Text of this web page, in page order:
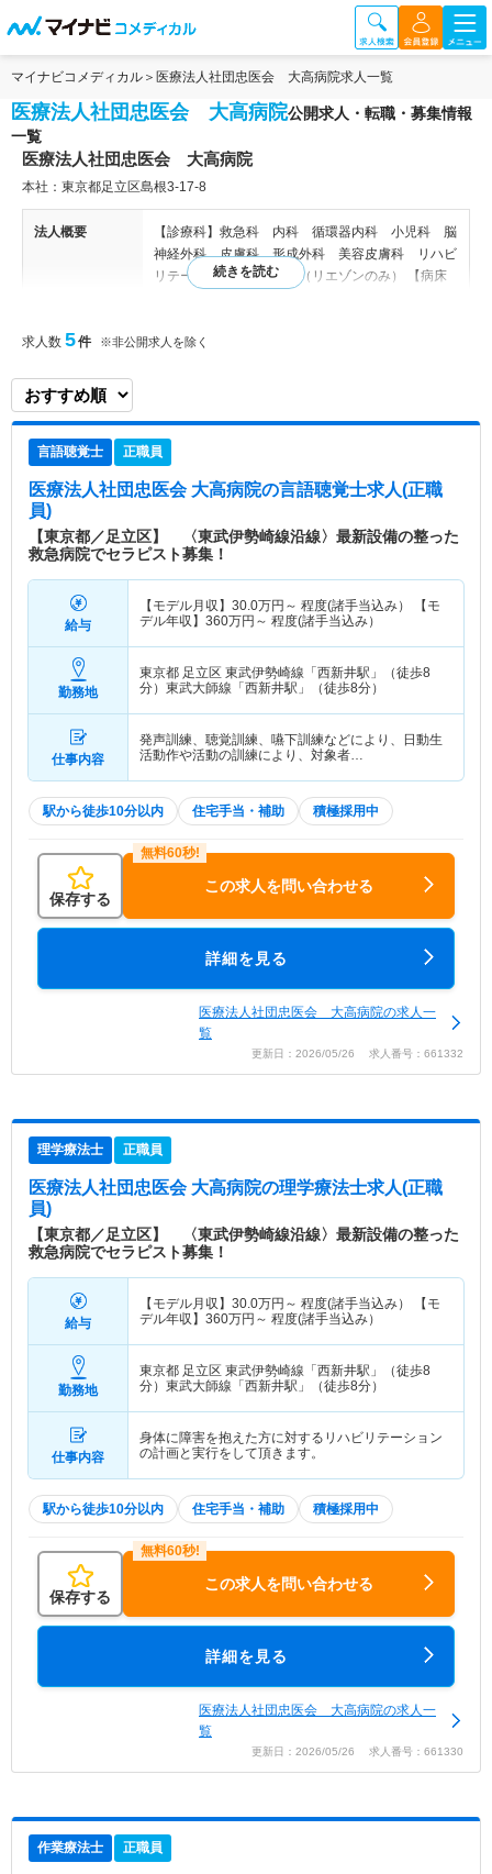
マイナビコメディカル 医療法人社団忠医会 大高病院求人一覧
医療法人社団忠医会 大高病院公開求人・転職・募集情報
一覧
医療法人社団忠医会 大高病院
本社：東京都足立区島根3-17-8
法人概要
【診療科】救急科 内科 循環器内科 小児科 脳
神経外科 皮膚科 形成外科 美容皮膚科 リハビ
リテーション科 精神科（リエゾンのみ） 【病床
病院情報補足
電子カルテ導入済み、オーダリングシステム導入済
特色
ジェントケア ・搬送困難になりやすい症例を可能
を円滑に行える環境にするため、転院搬送を受け入
求人数 5件 ※非公開求人を除く
言語聴覚士 正職員
医療法人社団忠医会 大高病院の言語聴覚士求人(正職
員)
【東京都／足立区】 〈東武伊勢崎線沿線〉最新設備の整った
救急病院でセラピスト募集！
給与
【モデル月収】 30.0万円～ 程度(諸手当込み） 【モ
デル年収】 360万円～ 程度(諸手当込み）
勤務地
東京都 足立区 東武伊勢崎線「西新井駅」（徒歩8
分）東武大師線「西新井駅」（徒歩8分）
仕事内容
発声訓練、聴覚訓練、嚥下訓練などにより、日動生
活動作や活動の訓練により、対象者…
駅から徒歩10分以内 住宅手当・補助 積極採用中
保存する
この求人を問い合わせる
詳細を見る
医療法人社団忠医会 大高病院の求人一
覧
更新日：2026/05/26 求人番号：661332
理学療法士 正職員
医療法人社団忠医会 大高病院の理学療法士求人(正職
員)
【東京都／足立区】 〈東武伊勢崎線沿線〉最新設備の整った
救急病院でセラピスト募集！
給与
【モデル月収】 30.0万円～ 程度(諸手当込み） 【モ
デル年収】 360万円～ 程度(諸手当込み）
勤務地
東京都 足立区 東武伊勢崎線「西新井駅」（徒歩8
分）東武大師線「西新井駅」（徒歩8分）
仕事内容
身体に障害を抱えた方に対するリハビリテーション
の計画と実行をして頂きます。
駅から徒歩10分以内 住宅手当・補助 積極採用中
保存する
この求人を問い合わせる
詳細を見る
医療法人社団忠医会 大高病院の求人一
覧
更新日：2026/05/26 求人番号：661330
作業療法士 正職員